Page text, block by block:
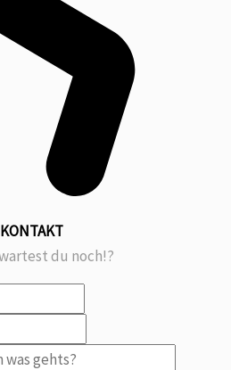
KONTAKT
du noch!?